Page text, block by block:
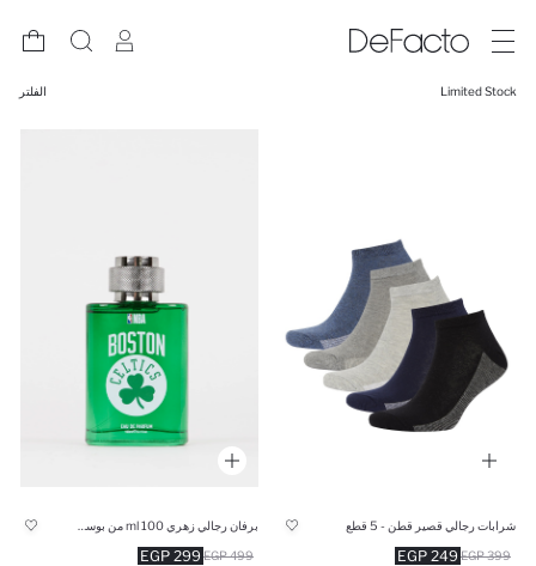
Limited Stock الفلتر
شرابات رجالي قصير قطن - 5 قطع
249 EGP 399 EGP
299 EGP 499 EGP